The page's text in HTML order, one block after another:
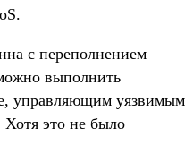
с переполнением
выполнить
управляющим уязвимым
это не было